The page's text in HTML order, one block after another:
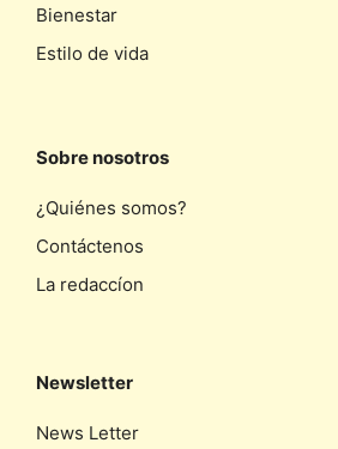
Bienestar
Estilo de vida
Sobre nosotros
¿Quiénes somos?
Contáctenos
La redaccíon
Newsletter
News Letter